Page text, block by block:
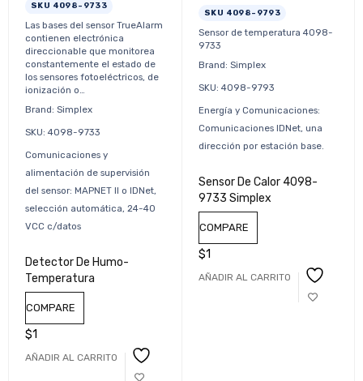
SKU 4098-9733
Las bases del sensor TrueAlarm
contienen electrónica
direccionable que monitorea
constantemente el estado de
los sensores fotoeléctricos, de
ionización o…
Brand: Simplex
SKU: 4098-9733
Comunicaciones y
alimentación de supervisión
del sensor: MAPNET II o IDNet,
selección automática, 24-40
VCC c/datos
Detector De Humo-
Temperatura
COMPARE
$1
AÑADIR AL CARRITO
SKU 4098-9793
Sensor de temperatura 4098-
9733
Brand: Simplex
SKU: 4098-9793
Energía y Comunicaciones:
Comunicaciones IDNet, una
dirección por estación base.
Sensor De Calor 4098-
9733 Simplex
COMPARE
$1
AÑADIR AL CARRITO